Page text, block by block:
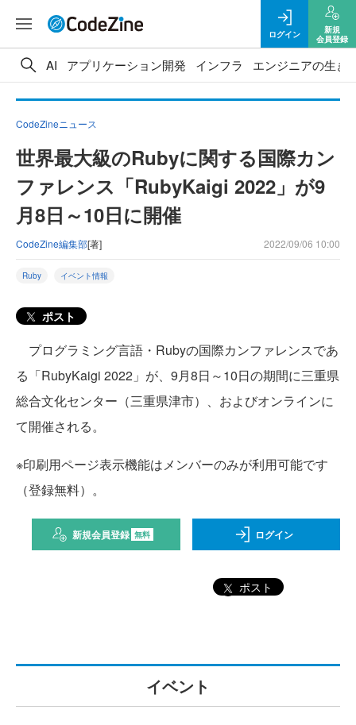
ログイン
新規
会員登録
AI アプリケーション開発 インフラ エンジニアの生き
CodeZineニュース
世界最大級のRubyに関する国際カン
ファレンス「RubyKaigi 2022」が9
月8日～10日に開催
CodeZine編集部[著] 2022/09/06 10:00
Ruby イベント情報
ポスト
プログラミング言語・Rubyの国際カンファレンスであ
る「RubyKaigi 2022」が、9月8日～10日の期間に三重県
総合文化センター（三重県津市）、およびオンラインに
て開催される。
※印刷用ページ表示機能はメンバーのみが利用可能です
（登録無料）。
新規会員登録 無料 ログイン
ポスト
イベント